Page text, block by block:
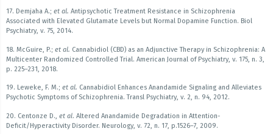
17. Demjaha A.; et al. Antipsychotic Treatment Resistance in Schizophrenia
Associated with Elevated Glutamate Levels but Normal Dopamine Function. Biol
Psychiatry, v. 75, 2014.
18. McGuire, P.; et al. Cannabidiol (CBD) as an Adjunctive Therapy in Schizophrenia: A
Multicenter Randomized Controlled Trial. American Journal of Psychiatry, v. 175, n. 3,
p. 225–231, 2018.
19. Leweke, F. M.; et al. Cannabidiol Enhances Anandamide Signaling and Alleviates
Psychotic Symptoms of Schizophrenia. Transl Psychiatry, v. 2, n. 94, 2012.
20. Centonze D., et al. Altered Anandamide Degradation in Attention-
Deficit/Hyperactivity Disorder. Neurology, v. 72, n. 17, p.1526–7, 2009.